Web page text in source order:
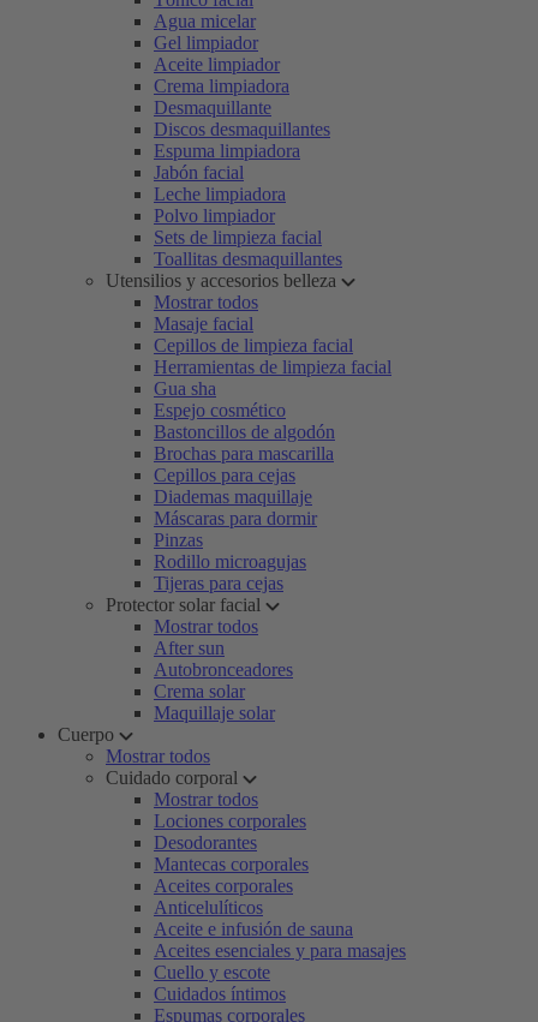
Agua micelar
Gel limpiador
Aceite limpiador
Crema limpiadora
Desmaquillante
Discos desmaquillantes
Espuma limpiadora
Jabón facial
Leche limpiadora
Polvo limpiador
Sets de limpieza facial
Toallitas desmaquillantes
Utensilios y accesorios belleza
Mostrar todos
Masaje facial
Cepillos de limpieza facial
Herramientas de limpieza facial
Gua sha
Espejo cosmético
Bastoncillos de algodón
Brochas para mascarilla
Cepillos para cejas
Diademas maquillaje
Máscaras para dormir
Pinzas
Rodillo microagujas
Tijeras para cejas
Protector solar facial
Mostrar todos
After sun
Autobronceadores
Crema solar
Maquillaje solar
Cuerpo
Mostrar todos
Cuidado corporal
Mostrar todos
Lociones corporales
Desodorantes
Mantecas corporales
Aceites corporales
Anticelulíticos
Aceite e infusión de sauna
Aceites esenciales y para masajes
Cuello y escote
Cuidados íntimos
Espumas corporales